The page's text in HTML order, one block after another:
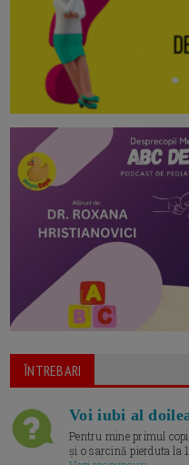
ÎNTREBARI
Voi iubi al
Pentru mine primul
și o sarcină pierduta la